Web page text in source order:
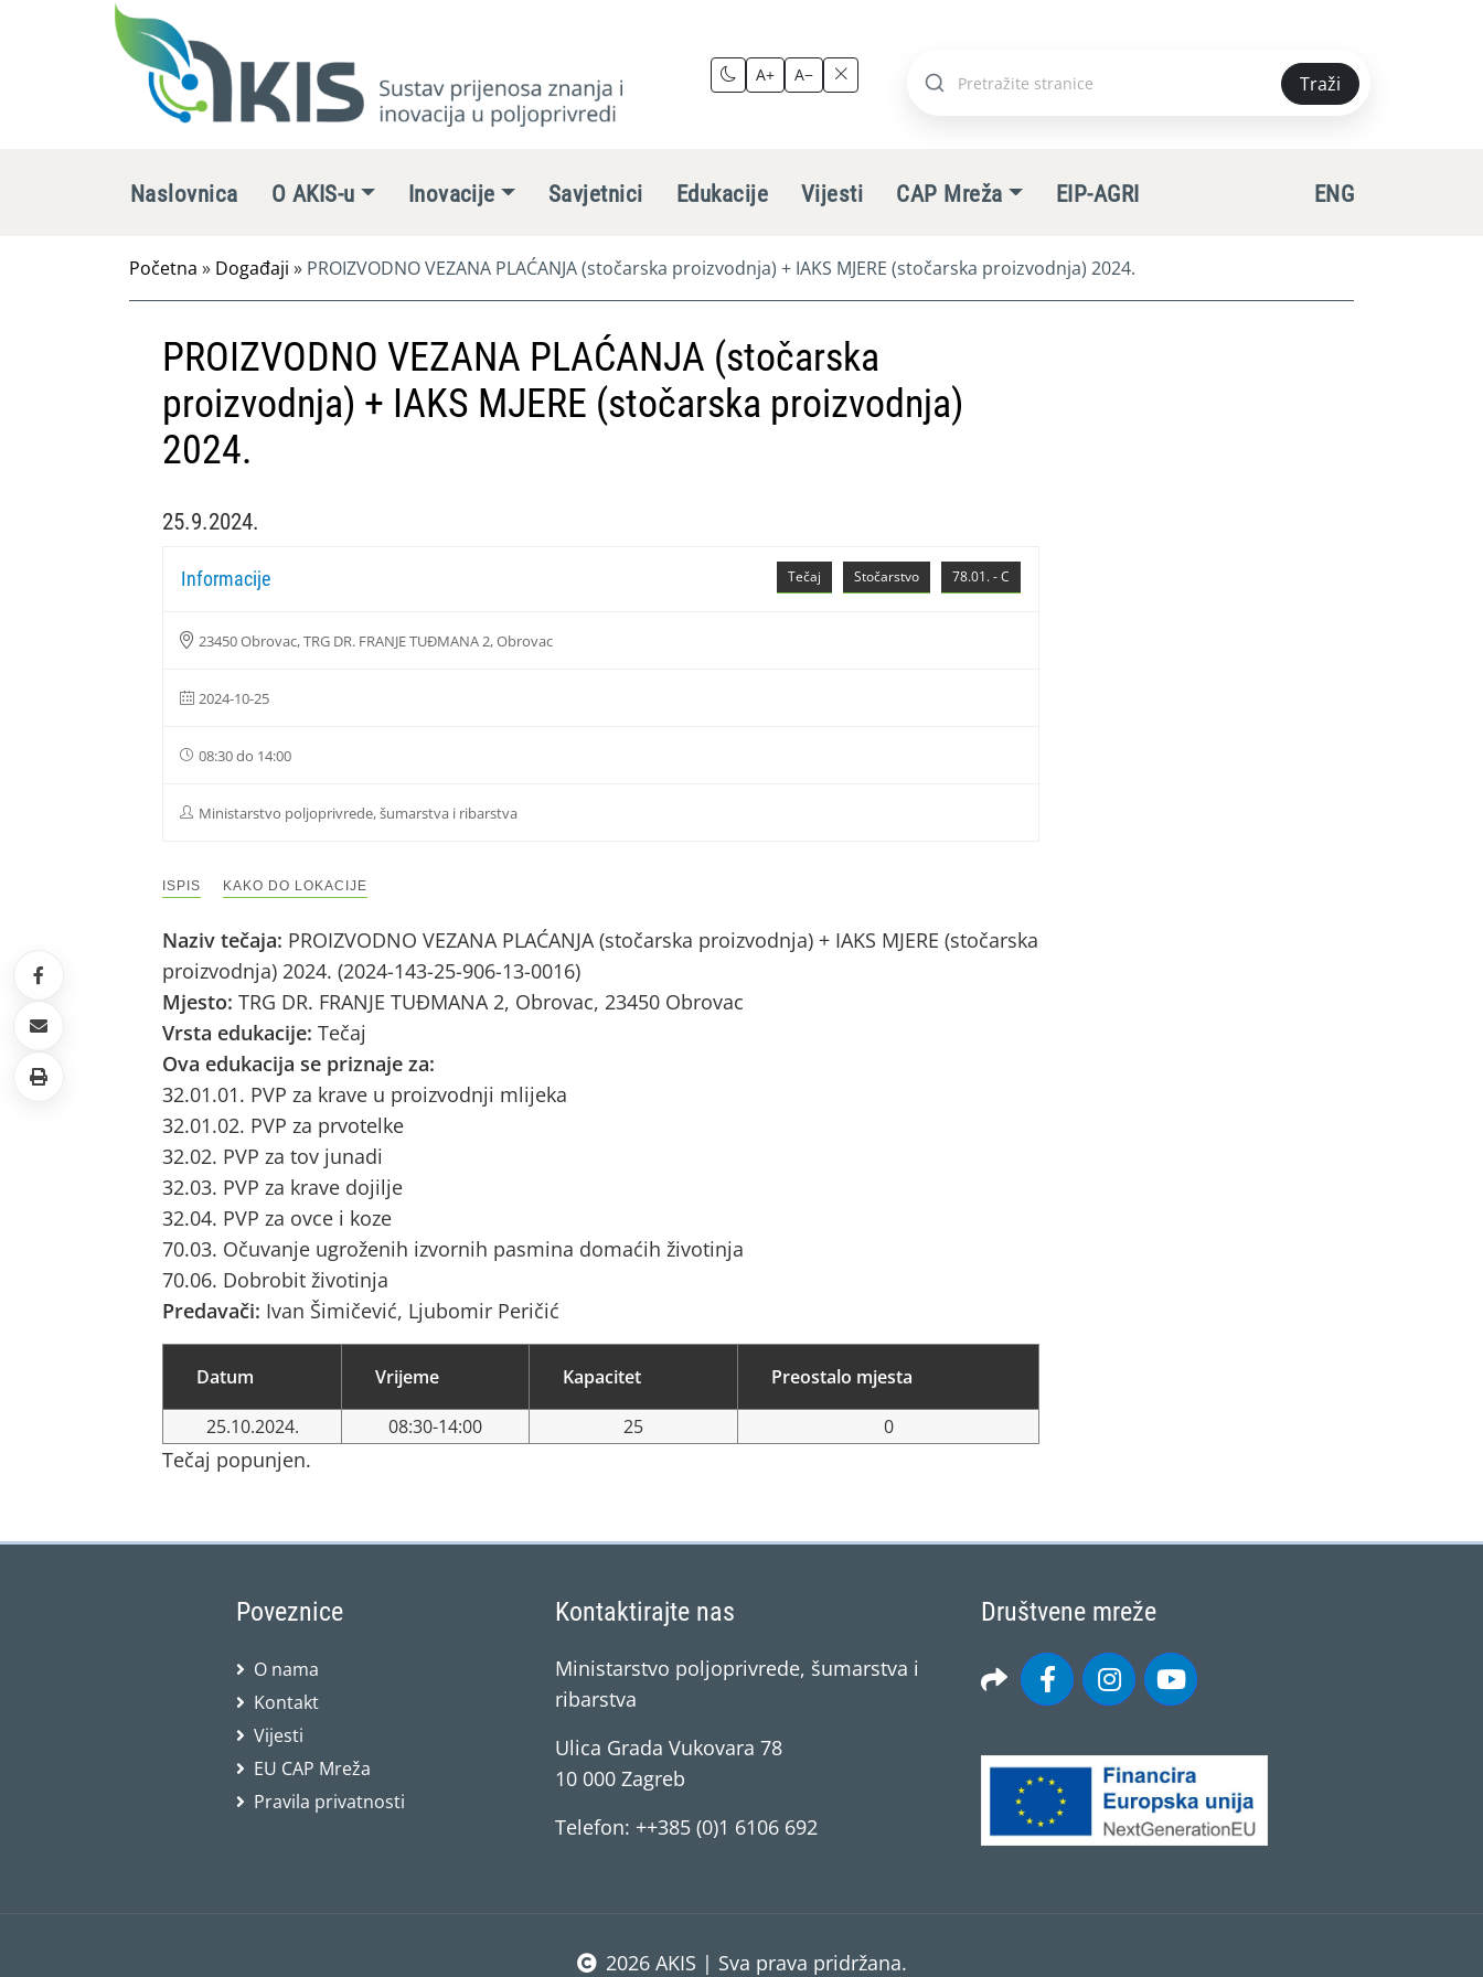
A+ A−
Pretraži
Traži
Naslovnica O AKIS-u Inovacije Savjetnici Edukacije Vijesti CAP Mreža EIP-AGRI ENG
Početna » Događaji » PROIZVODNO VEZANA PLAĆANJA (stočarska proizvodnja) + IAKS MJERE (stočarska proizvodnja) 2024.
PROIZVODNO VEZANA PLAĆANJA (stočarska
proizvodnja) + IAKS MJERE (stočarska proizvodnja)
2024.
25.9.2024.
78.01. - C
Stočarstvo
Tečaj
Informacije
23450 Obrovac, TRG DR. FRANJE TUĐMANA 2, Obrovac
2024-10-25
08:30 do 14:00
Ministarstvo poljoprivrede, šumarstva i ribarstva
ISPIS KAKO DO LOKACIJE
Naziv tečaja: PROIZVODNO VEZANA PLAĆANJA (stočarska proizvodnja) + IAKS MJERE (stočarska
proizvodnja) 2024. (2024-143-25-906-13-0016)
Mjesto: TRG DR. FRANJE TUĐMANA 2, Obrovac, 23450 Obrovac
Vrsta edukacije: Tečaj
Ova edukacija se priznaje za:
32.01.01. PVP za krave u proizvodnji mlijeka
32.01.02. PVP za prvotelke
32.02. PVP za tov junadi
32.03. PVP za krave dojilje
32.04. PVP za ovce i koze
70.03. Očuvanje ugroženih izvornih pasmina domaćih životinja
70.06. Dobrobit životinja
Predavači: Ivan Šimičević, Ljubomir Peričić
Datum Vrijeme Kapacitet Preostalo mjesta
25.10.2024. 08:30-14:00 25 0
Tečaj popunjen.
Poveznice
O nama
Kontakt
Vijesti
EU CAP Mreža
Pravila privatnosti
Kontaktirajte nas
Ministarstvo poljoprivrede, šumarstva i
ribarstva
Ulica Grada Vukovara 78
10 000 Zagreb
Telefon: ++385 (0)1 6106 692
Društvene mreže
2026 AKIS | Sva prava pridržana.